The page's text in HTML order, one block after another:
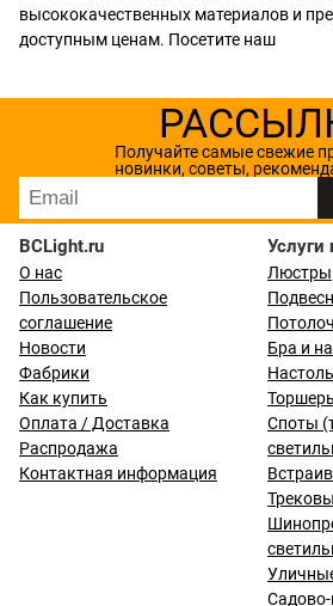
высококачественных материалов и
доступным ценам. Посетите наш
Получайте самые свежие
новинки, советы,
BCLight.ru
О нас
Пользовательское
соглашение
Новости
Фабрики
Как купить
Оплата / Доставка
Распродажа
Контактная информация
Услуги
Люстры
Бра и
Споты